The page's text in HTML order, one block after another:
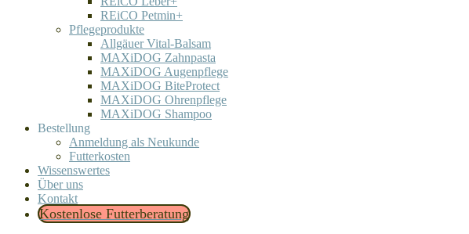
REiCO Petmin+
Pflegeprodukte
Allgäuer Vital-Balsam
MAXiDOG Zahnpasta
MAXiDOG Augenpflege
MAXiDOG BiteProtect
MAXiDOG Ohrenpflege
MAXiDOG Shampoo
Bestellung
Anmeldung als Neukunde
Futterkosten
Wissenswertes
Über uns
Kontakt
Kostenlose Futterberatung